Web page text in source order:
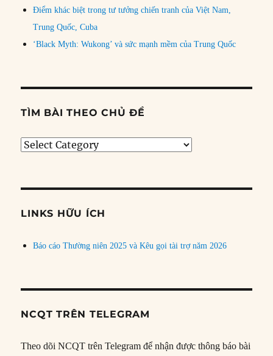
Điểm khác biệt trong tư tưởng chiến tranh của Việt Nam,
Trung Quốc, Cuba
‘Black Myth: Wukong’ và sức mạnh mềm của Trung Quốc
TÌM BÀI THEO CHỦ ĐỀ
Tìm
đề
LINKS HỮU ÍCH
Báo cáo Thường niên 2025 và Kêu gọi tài trợ năm 2026
NCQT TRÊN TELEGRAM
Theo dõi NCQT trên Telegram để nhận được thông báo bài